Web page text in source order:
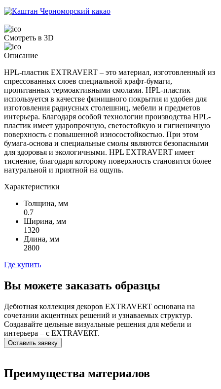
Смотреть в 3D
Описание
HPL-пластик EXTRAVERT – это материал, изготовленный из
спрессованных слоев специальной крафт-бумаги,
пропитанных термоактивными смолами. HPL-пластик
используется в качестве финишного покрытия и удобен для
изготовления радиусных столешниц, мебели и предметов
интерьера. Благодаря особой технологии производства HPL-
пластик имеет ударопрочную, светостойкую и гигиеничную
поверхность с повышенной износостойкостью. При этом
бумага-основа и специальные смолы являются безопасными
для здоровья и экологичными. HPL EXTRAVERT имеет
тиснение, благодаря которому поверхность становится более
натуральной и приятной на ощупь.
Характеристики
Толщина, мм
0.7
Ширина, мм
1320
Длина, мм
2800
Где купить
Вы можете заказать образцы
Дебютная коллекция декоров EXTRAVERT основана на
сочетании акцентных решений и узнаваемых структур.
Создавайте цельные визуальные решения для мебели и
интерьера – с EXTRAVERT.
Оставить заявку
Преимущества материалов